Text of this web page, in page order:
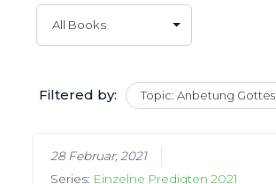
Filtered by: Topic: Anbetung Gottes
28 Februar, 2021
Series: Einzelne Predigten 2021